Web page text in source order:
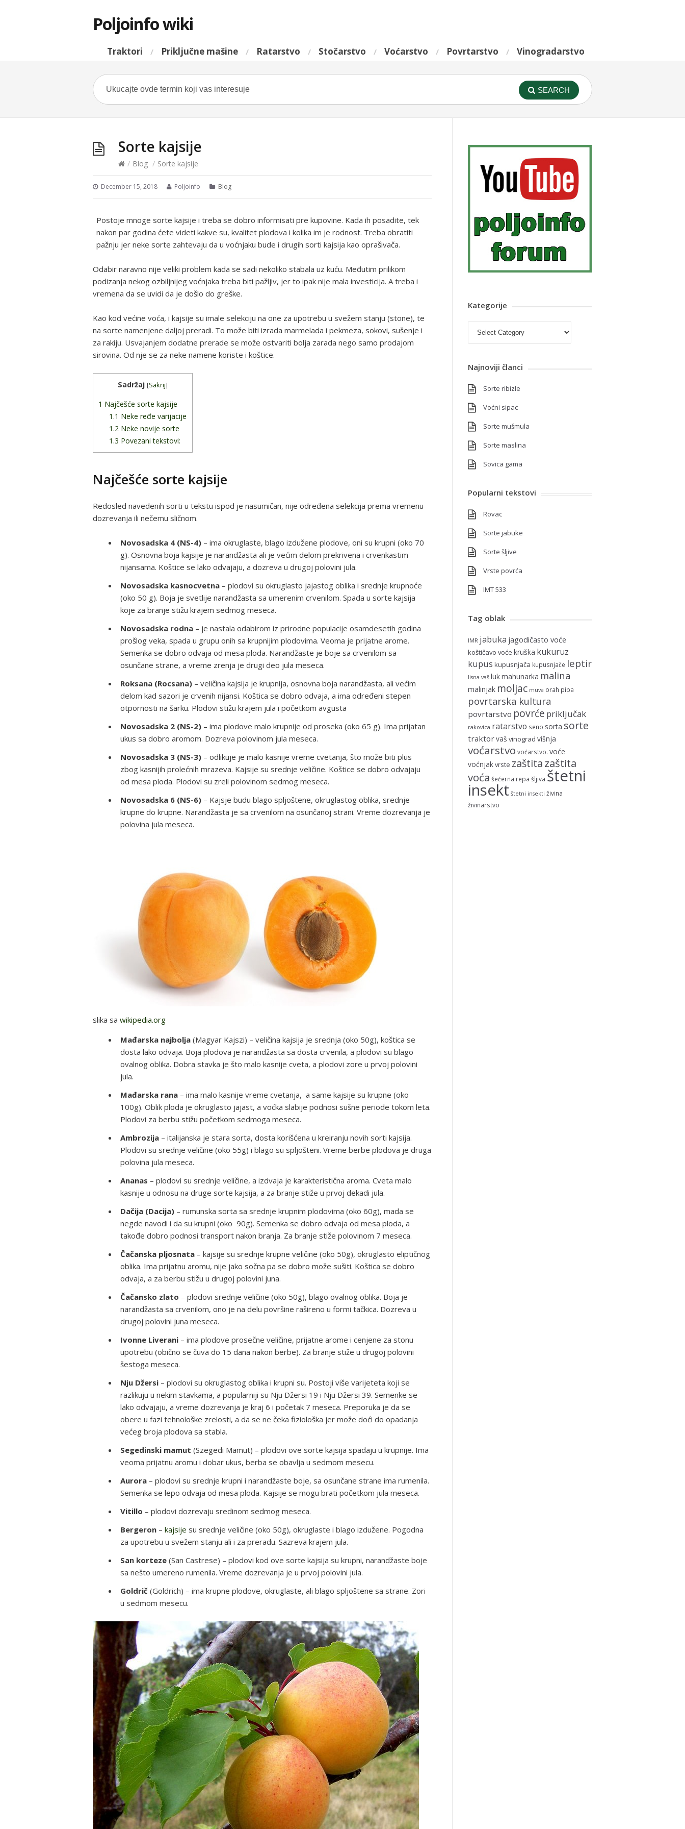
Poljoinfo wiki
Traktori Priključne mašine Ratarstvo Stočarstvo Voćarstvo Povrtarstvo Vinogradarstvo
SEARCH
Sorte kajsije
/ Blog / Sorte kajsije
December 15, 2018 Poljoinfo Blog
Postoje mnoge sorte kajsije i treba se dobro informisati pre kupovine. Kada ih posadite, tek
nakon par godina ćete videti kakve su, kvalitet plodova i kolika im je rodnost. Treba obratiti
pažnju jer neke sorte zahtevaju da u voćnjaku bude i drugih sorti kajsija kao oprašivača.
Odabir naravno nije veliki problem kada se sadi nekoliko stabala uz kuću. Međutim prilikom
podizanja nekog ozbiljnijeg voćnjaka treba biti pažljiv, jer to ipak nije mala investicija. A treba i
vremena da se uvidi da je došlo do greške.
Kao kod većine voća, i kajsije su imale selekciju na one za upotrebu u svežem stanju (stone), te
na sorte namenjene daljoj preradi. To može biti izrada marmelada i pekmeza, sokovi, sušenje i
za rakiju. Usvajanjem dodatne prerade se može ostvariti bolja zarada nego samo prodajom
sirovina. Od nje se za neke namene koriste i koštice.
Sadržaj [Sakrij]
1 Najčešće sorte kajsije
1.1 Neke ređe varijacije
1.2 Neke novije sorte
1.3 Povezani tekstovi:
Najčešće sorte kajsije
Redosled navedenih sorti u tekstu ispod je nasumičan, nije određena selekcija prema vremenu
dozrevanja ili nečemu sličnom.
Novosadska 4 (NS-4) – ima okruglaste, blago izdužene plodove, oni su krupni (oko 70
g). Osnovna boja kajsije je narandžasta ali je većim delom prekrivena i crvenkastim
nijansama. Koštice se lako odvajaju, a dozreva u drugoj polovini jula.
Novosadska kasnocvetna – plodovi su okruglasto jajastog oblika i srednje krupnoće
(oko 50 g). Boja je svetlije narandžasta sa umerenim crvenilom. Spada u sorte kajsija
koje za branje stižu krajem sedmog meseca.
Novosadska rodna – je nastala odabirom iz prirodne populacije osamdesetih godina
prošlog veka, spada u grupu onih sa krupnijim plodovima. Veoma je prijatne arome.
Semenka se dobro odvaja od mesa ploda. Narandžaste je boje sa crvenilom sa
osunčane strane, a vreme zrenja je drugi deo jula meseca.
Roksana (Rocsana) – veličina kajsija je krupnija, osnovna boja narandžasta, ali većim
delom kad sazori je crvenih nijansi. Koštica se dobro odvaja, a ima određeni stepen
otpornosti na šarku. Plodovi stižu krajem jula i početkom avgusta
Novosadska 2 (NS-2) – ima plodove malo krupnije od proseka (oko 65 g). Ima prijatan
ukus sa dobro aromom. Dozreva polovinom jula meseca.
Novosadska 3 (NS-3) – odlikuje je malo kasnije vreme cvetanja, što može biti plus
zbog kasnijih prolećnih mrazeva. Kajsije su srednje veličine. Koštice se dobro odvajaju
od mesa ploda. Plodovi su zreli polovinom sedmog meseca.
Novosadska 6 (NS-6) – Kajsje budu blago spljoštene, okruglastog oblika, srednje
krupne do krupne. Narandžasta je sa crvenilom na osunčanoj strani. Vreme dozrevanja je
polovina jula meseca.
slika sa wikipedia.org
Mađarska najbolja (Magyar Kajszi) – veličina kajsija je srednja (oko 50g), koštica se
dosta lako odvaja. Boja plodova je narandžasta sa dosta crvenila, a plodovi su blago
ovalnog oblika. Dobra stavka je što malo kasnije cveta, a plodovi zore u prvoj polovini
jula.
Mađarska rana – ima malo kasnije vreme cvetanja, a same kajsije su krupne (oko
100g). Oblik ploda je okruglasto jajast, a voćka slabije podnosi sušne periode tokom leta.
Plodovi za berbu stižu početkom sedmoga meseca.
Ambrozija – italijanska je stara sorta, dosta korišćena u kreiranju novih sorti kajsija.
Plodovi su srednje veličine (oko 55g) i blago su spljošteni. Vreme berbe plodova je druga
polovina jula meseca.
Ananas – plodovi su srednje veličine, a izdvaja je karakteristična aroma. Cveta malo
kasnije u odnosu na druge sorte kajsija, a za branje stiže u prvoj dekadi jula.
Dačija (Dacija) – rumunska sorta sa srednje krupnim plodovima (oko 60g), mada se
negde navodi i da su krupni (oko 90g). Semenka se dobro odvaja od mesa ploda, a
takođe dobro podnosi transport nakon branja. Za branje stiže polovinom 7 meseca.
Čačanska pljosnata – kajsije su srednje krupne veličine (oko 50g), okruglasto eliptičnog
oblika. Ima prijatnu aromu, nije jako sočna pa se dobro može sušiti. Koštica se dobro
odvaja, a za berbu stižu u drugoj polovini juna.
Čačansko zlato – plodovi srednje veličine (oko 50g), blago ovalnog oblika. Boja je
narandžasta sa crvenilom, ono je na delu površine rašireno u formi tačkica. Dozreva u
drugoj polovini juna meseca.
Ivonne Liverani – ima plodove prosečne veličine, prijatne arome i cenjene za stonu
upotrebu (obično se čuva do 15 dana nakon berbe). Za branje stiže u drugoj polovini
šestoga meseca.
Nju Džersi – plodovi su okruglastog oblika i krupni su. Postoji više varijeteta koji se
razlikuju u nekim stavkama, a popularniji su Nju Džersi 19 i Nju Džersi 39. Semenke se
lako odvajaju, a vreme dozrevanja je kraj 6 i početak 7 meseca. Preporuka je da se
obere u fazi tehnološke zrelosti, a da se ne čeka fiziološka jer može doći do opadanja
većeg broja plodova sa stabla.
Segedinski mamut (Szegedi Mamut) – plodovi ove sorte kajsija spadaju u krupnije. Ima
veoma prijatnu aromu i dobar ukus, berba se obavlja u sedmom mesecu.
Aurora – plodovi su srednje krupni i narandžaste boje, sa osunčane strane ima rumenila.
Semenka se lepo odvaja od mesa ploda. Kajsije se mogu brati početkom jula meseca.
Vitillo – plodovi dozrevaju sredinom sedmog meseca.
Bergeron – kajsije su srednje veličine (oko 50g), okruglaste i blago izdužene. Pogodna
za upotrebu u svežem stanju ali i za preradu. Sazreva krajem jula.
San korteze (San Castrese) – plodovi kod ove sorte kajsija su krupni, narandžaste boje
sa nešto umereno rumenila. Vreme dozrevanja je u prvoj polovini jula.
Goldrič (Goldrich) – ima krupne plodove, okruglaste, ali blago spljoštene sa strane. Zori
u sedmom mesecu.
Kategorije
Najnoviji članci
Sorte ribizle
Voćni sipac
Sorte mušmula
Sorte maslina
Sovica gama
Popularni tekstovi
Rovac
Sorte jabuke
Sorte šljive
Vrste povrća
IMT 533
Tag oblak
IMR jabuka jagodičasto voće
koštičavo voće kruška kukuruz
kupus kupusnjača kupusnjače leptir
lisna vaš lukmahunarka malina
malinjak moljac muva orah pipa
povrtarska kultura
povrtarstvo povrće priključak
rakovica ratarstvo seno sorta sorte
traktorvaš vinograd višnja
voćarstvo voćarstvo. voće
voćnjakvrste zaštitazaštita
voća šećerna repa šljiva štetni
insekt štetni insekti živina
živinarstvo